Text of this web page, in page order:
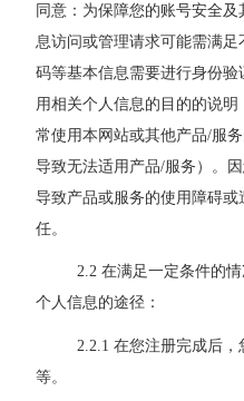
同意：为保障您的账号安全
息访问或管理请求可能需满
码等基本信息需要进行身份
用相关个人信息的目的的说
常使用本网站或其他产品/服
导致无法适用产品/服务）
。
导致产品或服务的使用障碍
任。
2.2 在满足一定条件的
个人信息的途径：
2 .2.1在您注册完成后
等。